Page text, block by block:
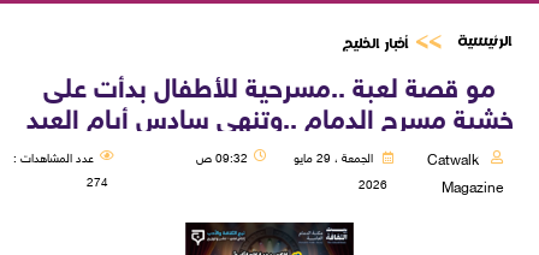
الرئيسية أخبار الخليج
مو قصة لعبة ..مسرحية للأطفال بدأت على
خشبة مسرح الدمام ..وتنهي سادس أيام العيد
Catwalk
Magazine
الجمعة ، 29 مايو
2026
09:32 ص
عدد المشاهدات :
274